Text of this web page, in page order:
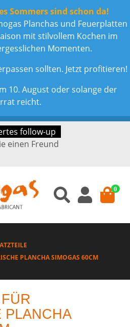
Sommers sind schon da!
Planchas und Feuerplatten
mit stilvollem Kochen im
Momenten.
sollten. Jetzt profitieren!
10. August oder solange der
reicht.
follow-up
einen Freund
0
PLANCHA SIMOGAS 60CM
PLANCHA